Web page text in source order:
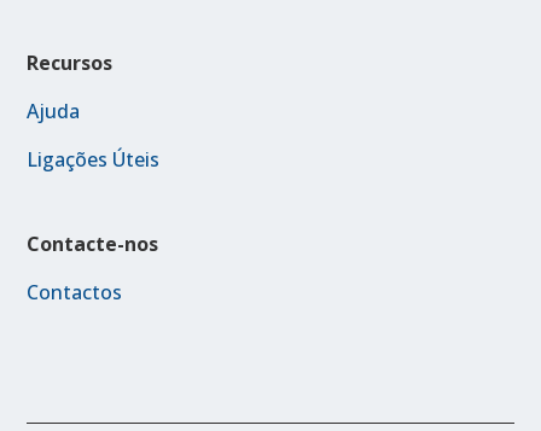
Recursos
Ajuda
Ligações Úteis
Contacte-nos
Contactos